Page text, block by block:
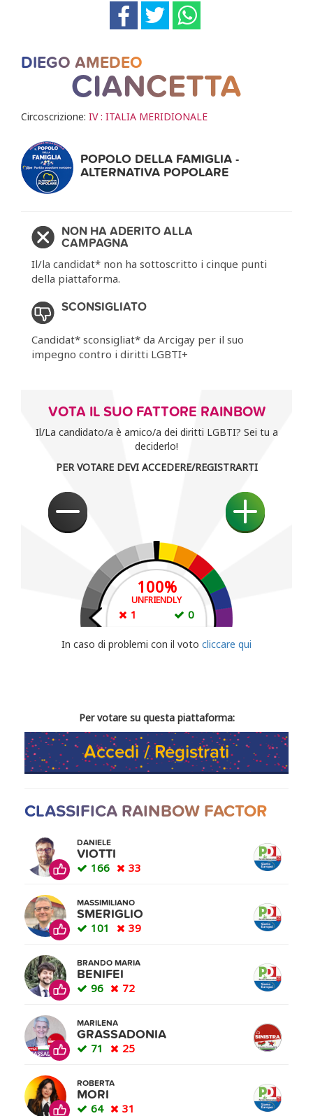
DIEGO AMEDEO
CIANCETTA
Circoscrizione: IV : ITALIA MERIDIONALE
POPOLO DELLA FAMIGLIA -
ALTERNATIVA POPOLARE
NON HA ADERITO ALLA
CAMPAGNA
Il/la candidat* non ha sottoscritto i cinque punti
della piattaforma.
SCONSIGLIATO
Candidat* sconsigliat* da Arcigay per il suo
impegno contro i diritti LGBTI+
VOTA IL SUO FATTORE RAINBOW
Il/La candidato/a è amico/a dei diritti LGBTI? Sei tu a
deciderlo!
PER VOTARE DEVI ACCEDERE/REGISTRARTI
100%
UNFRIENDLY
1 0
CONDIVIDI IL TUO VOTO
In caso di problemi con il voto cliccare qui
Per votare su questa piattaforma:
Accedi / Registrati
CLASSIFICA RAINBOW FACTOR
DANIELE
VIOTTI
166 33
MASSIMILIANO
SMERIGLIO
101 39
BRANDO MARIA
BENIFEI
96 72
MARILENA
GRASSADONIA
71 25
ROBERTA
MORI
64 31